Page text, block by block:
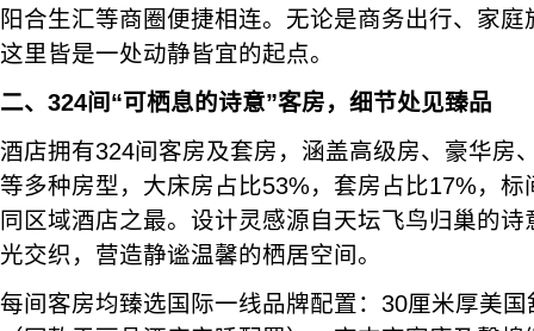
阳合生汇等商圈便捷相连。无论是商务出行、家
这里皆是一处动静皆宜的起点。
二、324间“可栖息的诗意”客房，细节处见臻品
酒店拥有324间客房及套房，涵盖高级房、豪华房
等多种房型，大床房占比53%，套房占比17%，
同区域酒店之最。设计灵感源自天坛飞鸟归巢的
光交织，营造静谧温馨的栖居空间。
每间客房均臻选国际一线品牌配置：30厘米厚美国